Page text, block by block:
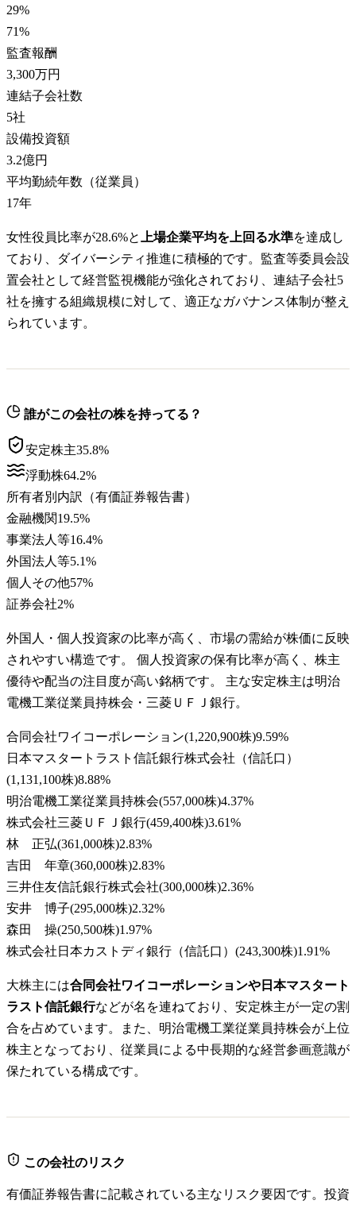
29%
71%
監査報酬
3,300万円
連結子会社数
5社
設備投資額
3.2億円
平均勤続年数（従業員）
17年
女性役員比率が28.6%と 上場企業平均を上回る水準を達成し
ており、ダイバーシティ推進に積極的です。監査等委員会設
置会社として経営監視機能が強化されており、連結子会社5
社を擁する組織規模に対して、適正なガバナンス体制が整え
られています。
誰がこの会社の株を持ってる？
安定株主35.8%
浮動株64.2%
所有者別内訳（有価証券報告書）
金融機関19.5%
事業法人等16.4%
外国法人等5.1%
個人その他57%
証券会社2%
外国人・個人投資家の比率が高く、市場の需給が株価に反映
されやすい構造です。 個人投資家の保有比率が高く、株主
優待や配当の注目度が高い銘柄です。 主な安定株主は明治
電機工業従業員持株会・三菱ＵＦＪ銀行。
合同会社ワイコーポレーション(1,220,900株)9.59%
日本マスタートラスト信託銀行株式会社（信託口）
(1,131,100株)8.88%
明治電機工業従業員持株会(557,000株)4.37%
株式会社三菱ＵＦＪ銀行(459,400株)3.61%
林 正弘(361,000株)2.83%
吉田 年章(360,000株)2.83%
三井住友信託銀行株式会社(300,000株)2.36%
安井 博子(295,000株)2.32%
森田 操(250,500株)1.97%
株式会社日本カストディ銀行（信託口） (243,300株)1.91%
大株主には合同会社ワイコーポレーションや日本マスタート
ラスト信託銀行などが名を連ねており、安定株主が一定の割
合を占めています。また、明治電機工業従業員持株会が上位
株主となっており、従業員による中長期的な経営参画意識が
保たれている構成です。
この会社のリスク
有価証券報告書に記載されている主なリスク要因です。投資